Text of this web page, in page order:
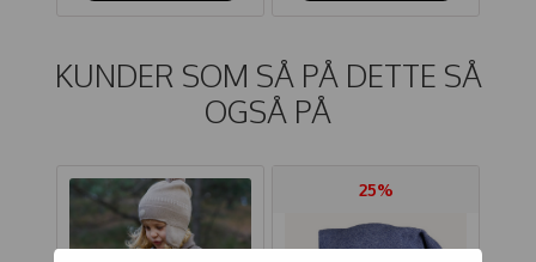
KUNDER SOM SÅ PÅ DETTE SÅ
OGSÅ PÅ
25%